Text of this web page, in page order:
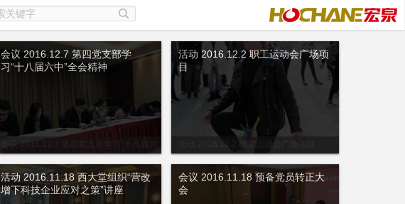
会议 2016.12.7 第四党支部学习“十八届六
会议 2016.12.7 第四党支部学
习“十八届六中”全会精神
活动 2016.12.2 职工运动会广场项目
活动 2016.12.2 职工运动会广场项
目
活动 2016.11.18 西大堂组织“营改
增下科技企业应对之策”讲座
会议 2016.11.18 预备党员转正大
会